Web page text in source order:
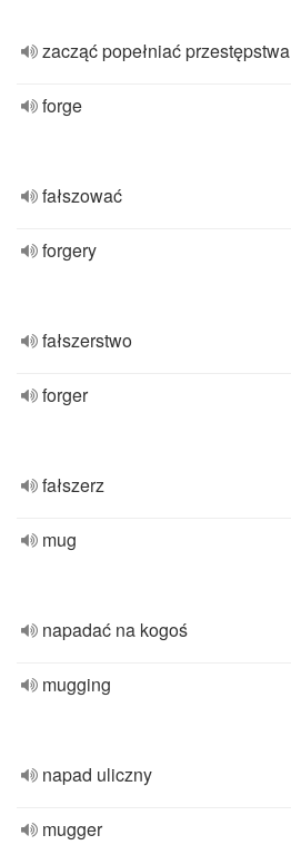
zacząć popełniać przestępstwa
forge
fałszować
forgery
fałszerstwo
forger
fałszerz
mug
napadać na kogoś
mugging
napad uliczny
mugger